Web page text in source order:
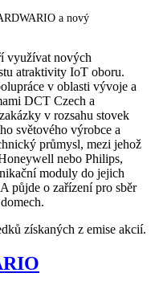
a nový
využívat nových
atraktivity IoT oboru.
v oblasti vývoje a
DCT Czech a
v rozsahu stovek
světového výrobce a
průmysl, mezi jehož
nebo Philips,
moduly do jejich
půjde o zařízení pro sběr
získaných z emise akcií.